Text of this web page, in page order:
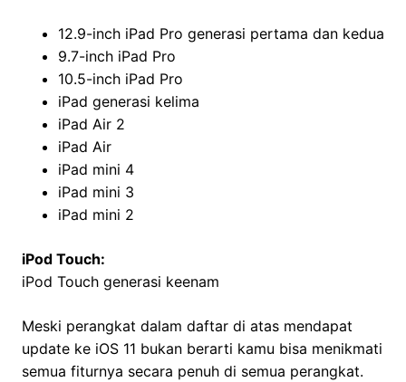
12.9-inch iPad Pro generasi pertama dan kedua
9.7-inch iPad Pro
10.5-inch iPad Pro
iPad generasi kelima
iPad Air 2
iPad Air
iPad mini 4
iPad mini 3
iPad mini 2
iPod Touch:
iPod Touch generasi keenam
Meski perangkat dalam daftar di atas mendapat
update ke iOS 11 bukan berarti kamu bisa menikmati
semua fiturnya secara penuh di semua perangkat.